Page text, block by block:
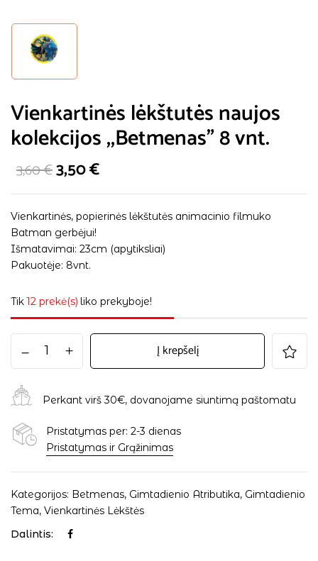
Vienkartinės lėkštutės naujos
kolekcijos ,,Betmenas” 8 vnt.
3,60€3,50€
Vienkartinės, popierinės lėkštutės animacinio filmuko
Batman gerbėjui!
Išmatavimai: 23cm (apytiksliai)
Pakuotėje: 8vnt.
Tik12 prekė(s) liko prekyboje!
Į krepšelį
Perkant virš 30€, dovanojame siuntimą paštomatu
Pristatymas per: 2-3 dienas
Pristatymas ir Grąžinimas
Kategorijos: Betmenas, Gimtadienio Atributika, Gimtadienio
Tema, Vienkartinės Lėkštės
Dalintis: